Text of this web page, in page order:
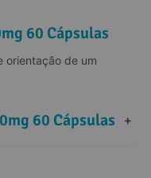
60 Cápsulas
orientação de um
60 Cápsulas +